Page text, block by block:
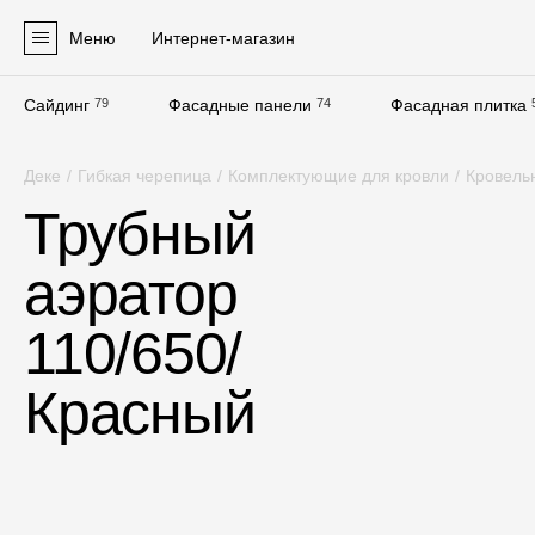
Меню Интернет-магазин
Сайдинг 79 Фасадные панели 74 Фасадная плитка
Сайдинг
Софиты
Фасадные панели
Фасадная плитка
Комплектующие для фасадов
Деке / Гибкая черепица / Комплектующие для кровли /
Трубный
аэратор
110/650/
Красный